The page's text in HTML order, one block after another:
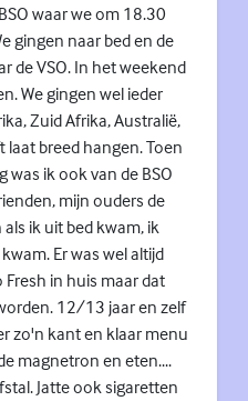
waar we om 18.30
gingen naar bed en de
de VSO. In het weekend
We gingen wel ieder
Zuid Afrika, Australië,
laat breed hangen. Toen
was ik ook van de BSO
mijn ouders de
als ik uit bed kwam, ik
Er was wel altijd
in huis maar dat
12/13 jaar en zelf
zo'n kant en klaar menu
magnetron en eten....
Jatte ook sigaretten